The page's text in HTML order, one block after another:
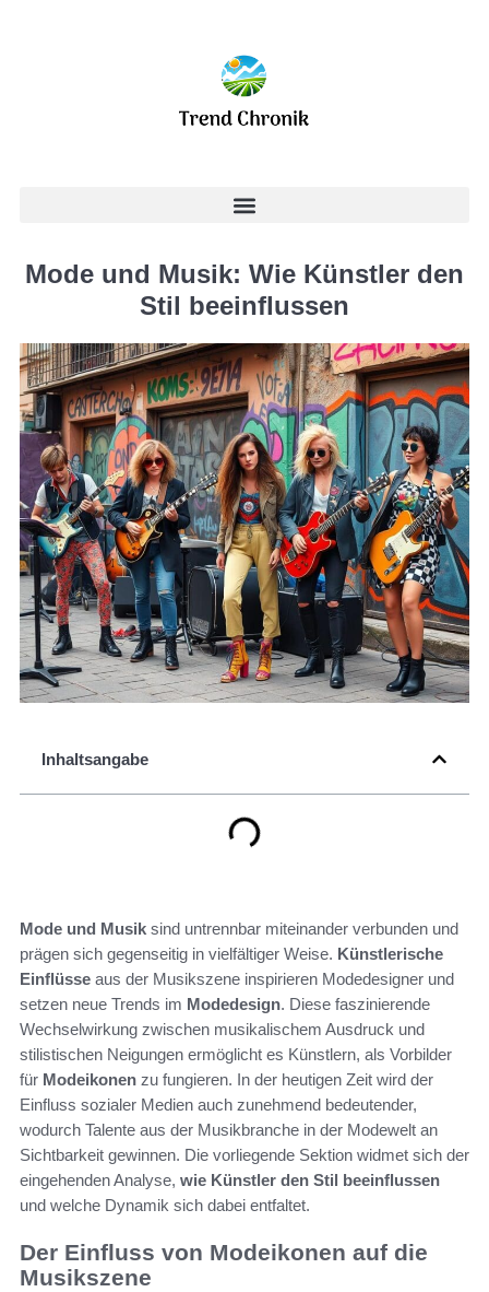
Mode und Musik: Wie Künstler den
Stil beeinflussen
Inhaltsangabe
Mode und Musik sind untrennbar miteinander verbunden und
prägen sich gegenseitig in vielfältiger Weise. Künstlerische
Einflüsse aus der Musikszene inspirieren Modedesigner und
setzen neue Trends im Modedesign. Diese faszinierende
Wechselwirkung zwischen musikalischem Ausdruck und
stilistischen Neigungen ermöglicht es Künstlern, als Vorbilder
für Modeikonen zu fungieren. In der heutigen Zeit wird der
Einfluss sozialer Medien auch zunehmend bedeutender,
wodurch Talente aus der Musikbranche in der Modewelt an
Sichtbarkeit gewinnen. Die vorliegende Sektion widmet sich der
eingehenden Analyse, wie Künstler den Stil beeinflussen
und welche Dynamik sich dabei entfaltet.
Der Einfluss von Modeikonen auf die
Musikszene